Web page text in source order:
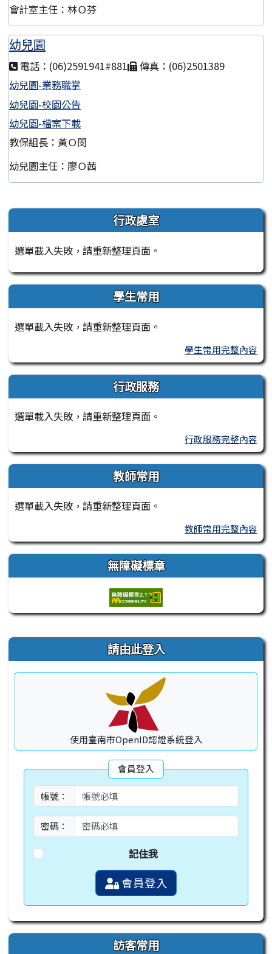
會計室主任：林Ｏ芬
幼兒園
電話：(06)2591941#881
傳真：(06)2501389
幼兒園-業務職掌
幼兒園-校園公告
幼兒園-檔案下載
教保組長：黃Ｏ閔
幼兒園主任：廖Ｏ茜
左邊區域內容 行政處室
選單載入失敗，請重新整理頁面。
學生常用
選單載入失敗，請重新整理頁面。
學生常用完整內容
行政服務
選單載入失敗，請重新整理頁面。
行政服務完整內容
教師常用
選單載入失敗，請重新整理頁面。
教師常用完整內容
無障礙標章
右邊區域內容 請由此登入
使用臺南市OpenID認證系統登入
會員登入
帳號：
密碼：
記住我
會員登入
訪客常用